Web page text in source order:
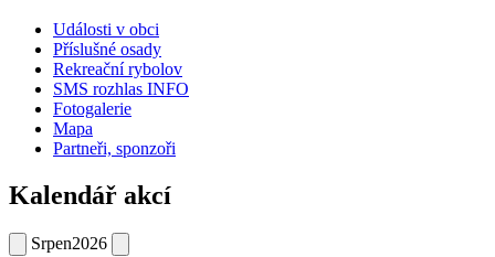
Události v obci
Příslušné osady
Rekreační rybolov
SMS rozhlas INFO
Fotogalerie
Mapa
Partneři, sponzoři
Kalendář akcí
Srpen2026